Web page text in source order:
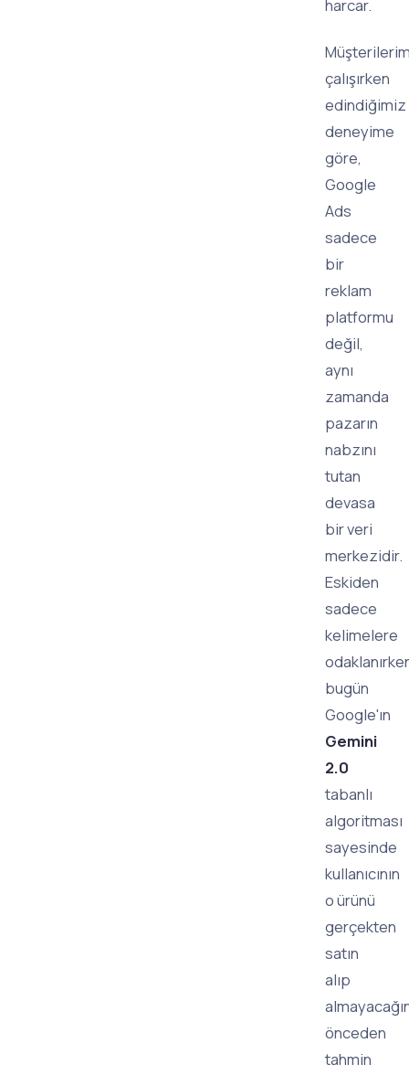
harcar.
çalışırken
edindiğimiz
deneyime
göre,
Google
Ads
sadece
bir
reklam
platformu
değil,
aynı
zamanda
pazarın
nabzını
tutan
devasa
bir veri
merkezidir.
Eskiden
sadece
kelimelere
bugün
Google'ın
Gemini
2.0
tabanlı
algoritması
sayesinde
kullanıcının
o ürünü
gerçekten
satın
alıp
önceden
tahmin